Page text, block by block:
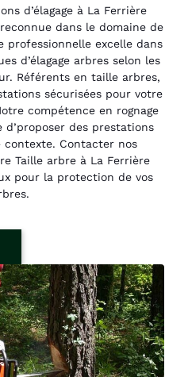
d’élagage à La Ferrière
dans le domaine de
professionnelle excelle dans
d’élagage arbres selon les
Référents en taille arbres,
sécurisées pour votre
compétence en rognage
des prestations
contexte. Contacter nos
Taille arbre à La Ferrière
pour la protection de vos